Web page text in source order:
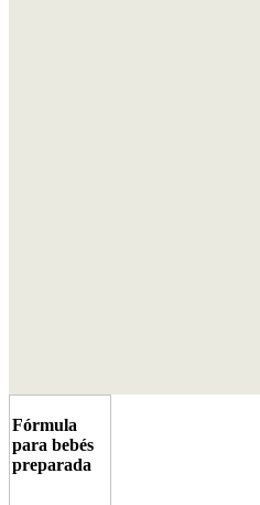
Fórmula
para bebés
preparada